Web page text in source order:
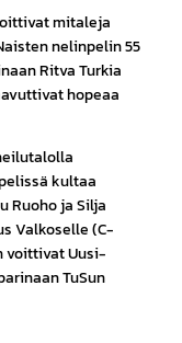
mitaleja
nelinpelin 55
Ritva Turkia
hopeaa
kultaa
Ruoho ja Silja
Valkoselle (C-
voittivat Uusi-
TuSun